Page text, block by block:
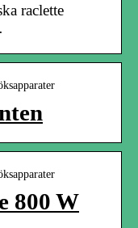
raclette
800 W